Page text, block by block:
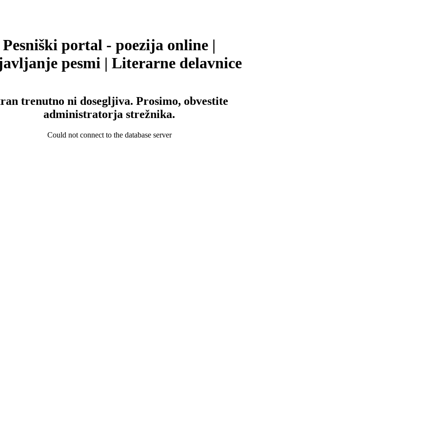
Pesniški portal - poezija online |
pesmi | Literarne delavnice
trenutno ni dosegljiva. Prosimo, obvestite
administratorja strežnika.
Could not connect to the database server